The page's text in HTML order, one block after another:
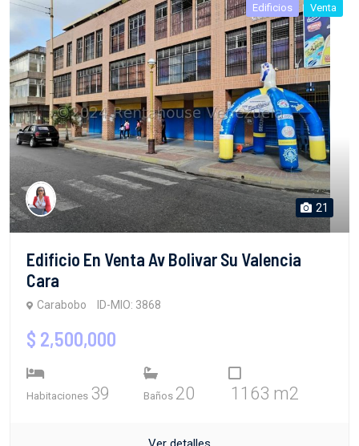
Edificios Venta
21
Edificio En Venta Av Bolivar Su Valencia
Cara
Carabobo ID-MIO: 3868
$ 2,500,000
Habitaciones 39 Baños 20 1163 m2